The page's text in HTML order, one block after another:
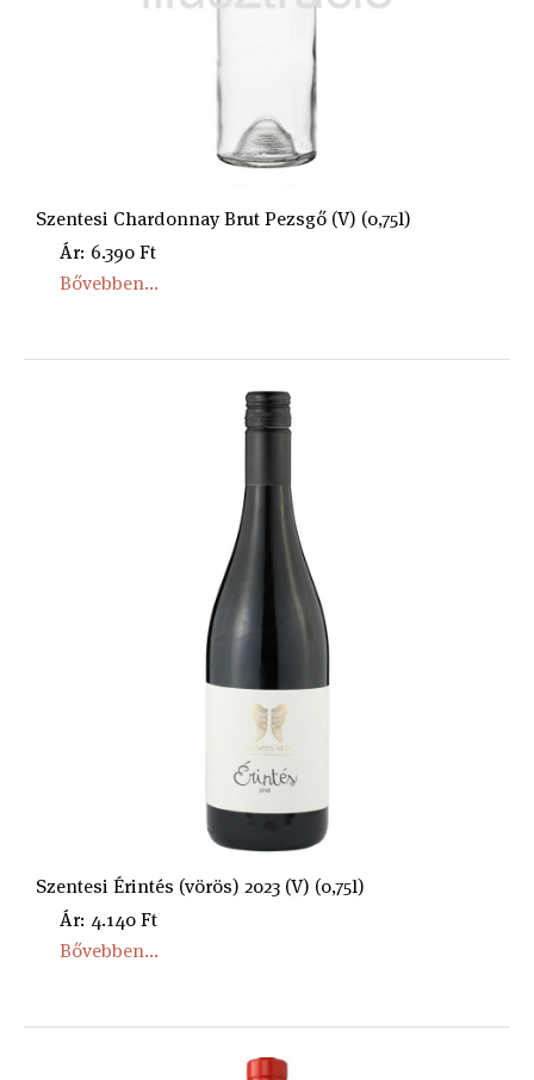
Szentesi Chardonnay Brut Pezsgő (V) (0,75l)
Ár: 6.390 Ft
Bővebben...
Szentesi Érintés (vörös) 2023 (V) (0,75l)
Ár: 4.140 Ft
Bővebben...